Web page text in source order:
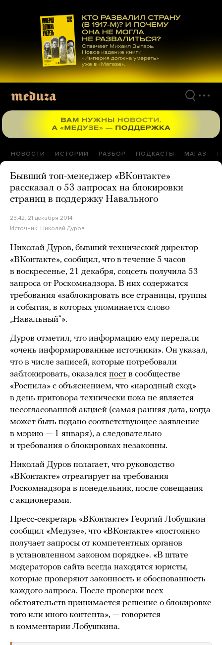
материалам
НОВОСТИ ИСТОРИИ РАЗБОР ПОДКАСТЫ МАГАЗ
Бывший топ-менеджер «ВКонтакте»
рассказал о 53 запросах на блокировки
страниц в поддержку Навального
23:42, 21 декабря 2014
Источник: Николай Дуров
Николай Дуров, бывший технический директор
«ВКонтакте», сообщил, что в течение 5 часов
в воскресенье, 21 декабря, соцсеть получила 53
запроса от Роскомнадзора. В них содержатся
требования «заблокировать все страницы, группы
и события, в которых упоминается слово
„Навальный“».
Дуров отметил, что информацию ему передали
«очень информированные источники». Он указал,
что в числе записей, которые потребовали
заблокировать, оказался пост в сообществе
«Роспила» с объяснением, что «народный сход»
в день приговора технически пока не является
несогласованной акцией (самая ранняя дата, когда
может быть подано соответствующее заявление
в мэрию — 1 января), а следовательно
и требования о блокировках незаконны.
Николай Дуров полагает, что руководство
«ВКонтакте» отреагирует на требования
Роскомнадзора в понедельник, после совещания
с акционерами.
Пресс-секретарь «ВКонтакте» Георгий Лобушкин
сообщил «Медузе», что «ВКонтакте» «постоянно
получает запросы от компетентных органов
в установленном законом порядке». «В штате
модераторов сайта всегда находятся юристы,
которые проверяют законность и обоснованность
каждого запроса. После проверки всех
обстоятельств принимается решение о блокировке
того или иного контента», — говорится
в комментарии Лобушкина.